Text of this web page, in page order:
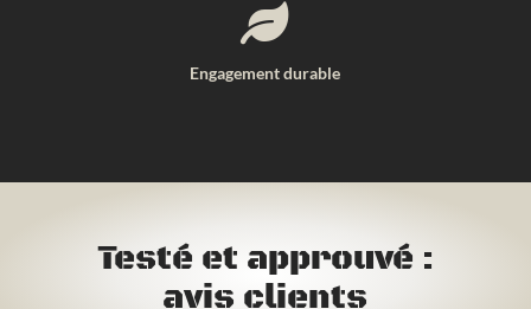

Engagement durable
Testé et approuvé :
avis clients